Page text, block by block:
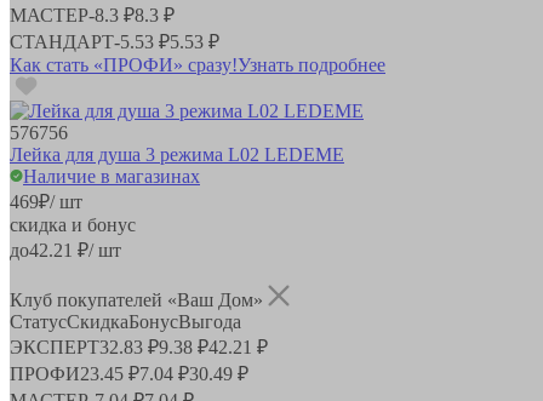
МАСТЕР-8.3 ₽8.3 ₽
СТАНДАРТ-5.53 ₽5.53 ₽
Как стать «ПРОФИ» сразу!Узнать подробнее
576756
Лейка для душа 3 режима L02 LEDEME
Наличие в магазинах
469₽/ шт
скидка и бонус
до42.21 ₽/ шт
Клуб покупателей «Ваш Дом»
СтатусСкидкаБонусВыгода
ЭКСПЕРТ32.83 ₽9.38 ₽42.21 ₽
ПРОФИ23.45 ₽7.04 ₽30.49 ₽